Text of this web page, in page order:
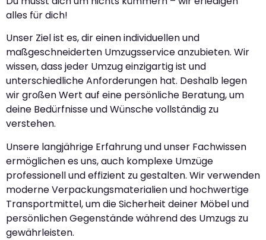
alles für dich!
Unser Ziel ist es, dir einen individuellen und
maßgeschneiderten Umzugsservice anzubieten. Wir
wissen, dass jeder Umzug einzigartig ist und
unterschiedliche Anforderungen hat. Deshalb legen
wir großen Wert auf eine persönliche Beratung, um
deine Bedürfnisse und Wünsche vollständig zu
verstehen.
Unsere langjährige Erfahrung und unser Fachwissen
ermöglichen es uns, auch komplexe Umzüge
professionell und effizient zu gestalten. Wir verwenden
moderne Verpackungsmaterialien und hochwertige
Transportmittel, um die Sicherheit deiner Möbel und
persönlichen Gegenstände während des Umzugs zu
gewährleisten.